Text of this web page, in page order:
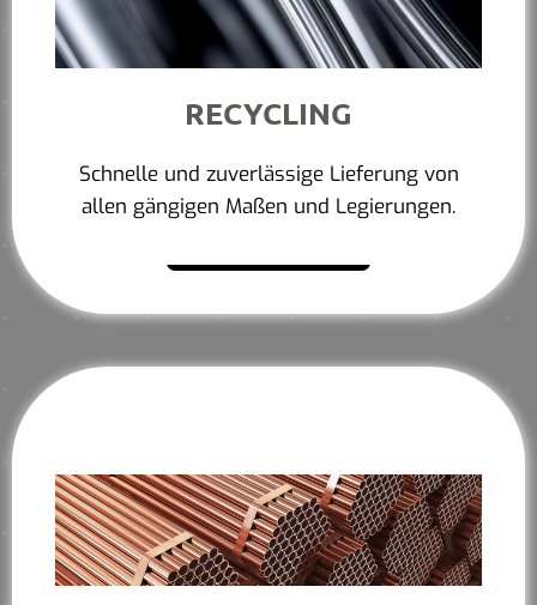
RECYCLING
Schnelle und zuverlässige Lieferung von
allen gängigen Maßen und Legierungen.